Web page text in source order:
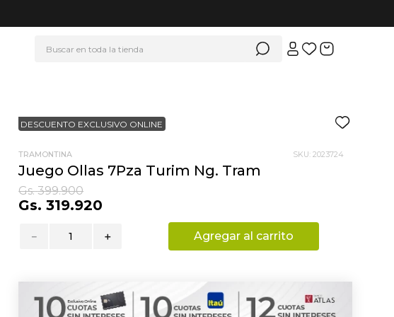
DESCUENTO EXCLUSIVO ONLINE
TRAMONTINA SKU: 2023724
Juego Ollas 7Pza Turim Ng. Tram
Gs. 399.900
Gs. 319.920
＋
－ Agregar al carrito